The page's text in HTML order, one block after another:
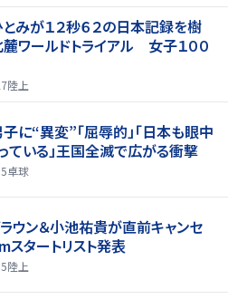
とみが１２秒６２の日本記録を樹
ールドトライアル 女子１００
陸上
子に“異変”「屈辱的」「日本も眼中
ている」王国全滅で広がる衝撃
卓球
ラウン＆小池祐貴が直前キャンセ
タートリスト発表
陸上